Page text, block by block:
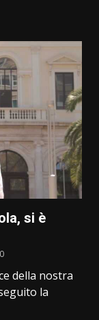
si è
della nostra
la